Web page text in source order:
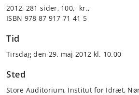
2012, 281 sider, 100,- kr.,
ISBN 978 87 917 71 41 5
Tid
Tirsdag den 29. maj 2012 kl. 10.00
Sted
Store Auditorium, Institut for Idræt,